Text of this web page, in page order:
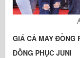
GIÁ CẢ MAY ĐỒNG
ĐỒNG PHỤC JUNI